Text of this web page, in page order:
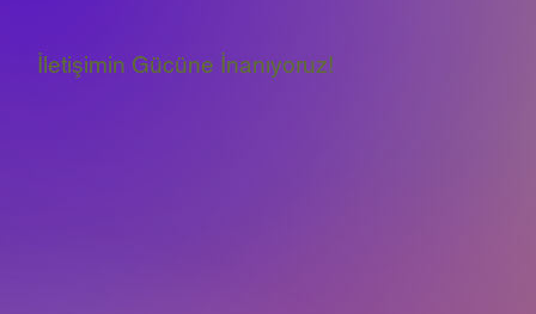
İletişimin Gücüne İnanıyoruz!